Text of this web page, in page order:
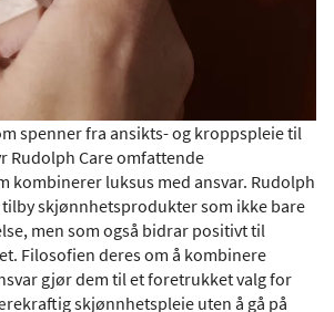
spenner fra ansikts- og kroppspleie til
Rudolph Care omfattende
kombinerer luksus med ansvar. Rudolph
tilby skjønnhetsprodukter som ikke bare
men som også bidrar positivt til
Filosofien deres om å kombinere
gjør dem til et foretrukket valg for
skjønnhetspleie uten å gå på